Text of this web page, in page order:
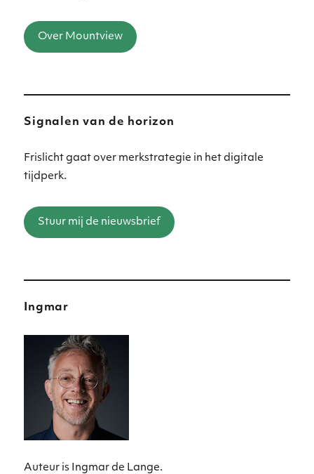
Over Mountview
Signalen van de horizon
Frislicht gaat over merkstrategie in het digitale
tijdperk.
Stuur mij de nieuwsbrief
Ingmar
Auteur is Ingmar de Lange.